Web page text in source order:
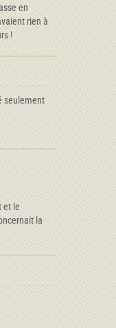
en
rien à
!
seulement
et le
la